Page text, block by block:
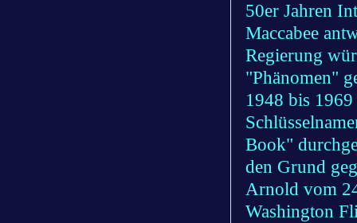
50er Jahren
Maccabee
Regierung
"Phänomen"
1948 bis
Book"
den Grund
Arnold vom
Washington